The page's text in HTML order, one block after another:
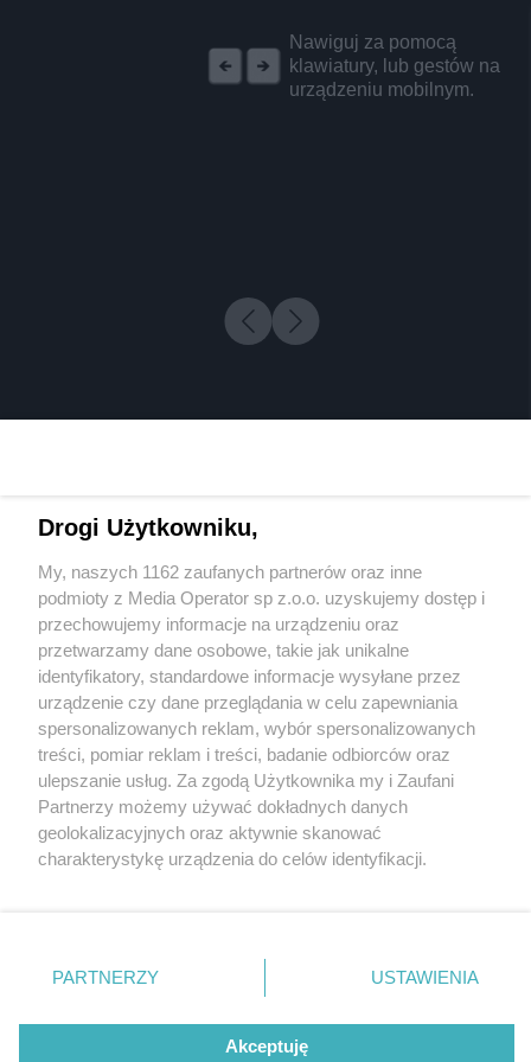
Nawiguj za pomocą
klawiatury, lub gestów na
urządzeniu mobilnym.
3 / 0
Wydawca mediów lokalnych
Nie zapomnij
zapoznać się z:
polityką prywatności
Twojemiasto
Piekary Śląskie
Chorzów
Tarnowskie Góry
Gliwice
Skontakuj sięz nami
Kontakt
Redakcja
Newsletter
Drogi Użytkowniku,
My, naszych 1162 zaufanych partnerów oraz inne
podmioty z Media Operator sp z.o.o. uzyskujemy dostęp i
przechowujemy informacje na urządzeniu oraz
przetwarzamy dane osobowe, takie jak unikalne
identyfikatory, standardowe informacje wysyłane przez
urządzenie czy dane przeglądania w celu zapewniania
spersonalizowanych reklam, wybór spersonalizowanych
treści, pomiar reklam i treści, badanie odbiorców oraz
ulepszanie usług. Za zgodą Użytkownika my i Zaufani
Partnerzy możemy używać dokładnych danych
geolokalizacyjnych oraz aktywnie skanować
charakterystykę urządzenia do celów identyfikacji.
zmienić/wycofać klikając przycisk ustawień prywatności
znajdujący się w lewym dolnym rogu strony
rodzaje przetwarzania danych nie wymagają zgody
użytkownika, ale masz prawo sprzeciwić się takiemu
PARTNERZY USTAWIENIA
Akceptuję